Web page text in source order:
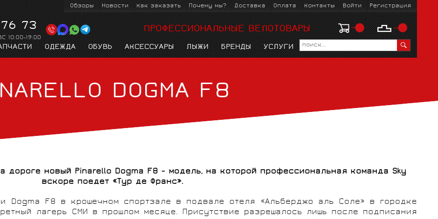
Обзоры Новости Как заказать Почему мы? Доставка Оплата Контакты Войти Регистрация
73
10:00-19:00
ПРОФЕССИОНАЛЬНЫЕ ВЕЛОТОВАРЫ
ТРЕКОВЫЕ
ВИНТАЖНЫЕ ДЕТСКИЕ С ПРОБЕГОМ
ПЕРЕКЛЮЧАТЕЛИ
ЦЕПИ КАРЕТКИ ПЕДАЛИ И ШИПЫ РУЛИ
ОДЕЖДА
ТРИАТЛОН
ВЕЛОПЕРЧАТКИ РУКАВА И ЧУЛКИ ВЕЛОБАХИЛЫ ГОЛОВНЫЕ УБОРЫ
ОБУВЬ
ТРИАТЛОН ВЕЛОТУРИЗМ
АКСЕССУАРЫ
ВЕЛОКОМПЬЮТЕРЫ
ВЕЛОНАСОСЫ
ИЗМЕРИТЕЛИ
КРЫЛЬЯ, ФОНАРИ РЕМОНТ И УХОД
ЛЫЖИ
ЛЫЖНАЯ ОДЕЖДА
ЛЫЖЕРОЛЛЕРЫ
ПИТЬЕВЫЕ
ЧЕХЛЫ, РЮЗАКИ,
БРЕНДЫ
PIRELLI
RIDLEY ВСЕ БРЕНДЫ
УСЛУГИ
DOGMA F8
дороге новый Pinarello Dogma F8 - модель, на которой профессиональная команда Sky
вскоре поедет «Тур де Франс».
Dogma F8 в крошечном спортзале в подвале отеля «Альберджо аль Соле» в городке
лагерь СМИ в прошлом месяце. Присутствие разрешалось лишь после подписания